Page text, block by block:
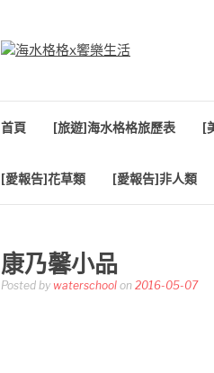
首頁 [旅遊]海水格格旅歷表 [
[愛報告]花草類 [愛報告]非人類
康乃馨小品
Posted by waterschool on 2016-05-07